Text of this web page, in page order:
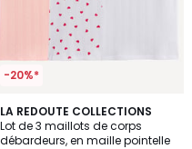
-20%*
LA REDOUTE COLLECTIONS
Lot de 3 maillots de corps
débardeurs, en maille pointelle